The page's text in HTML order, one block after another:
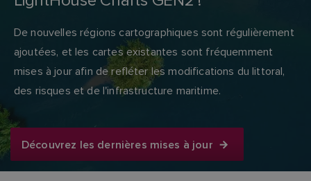
De nouvelles régions cartographiques sont régulièrement
ajoutées, et les cartes existantes sont fréquemment
mises à jour afin de refléter les modifications du littoral,
des risques et de l'infrastructure maritime.
Découvrez les dernières mises à jour